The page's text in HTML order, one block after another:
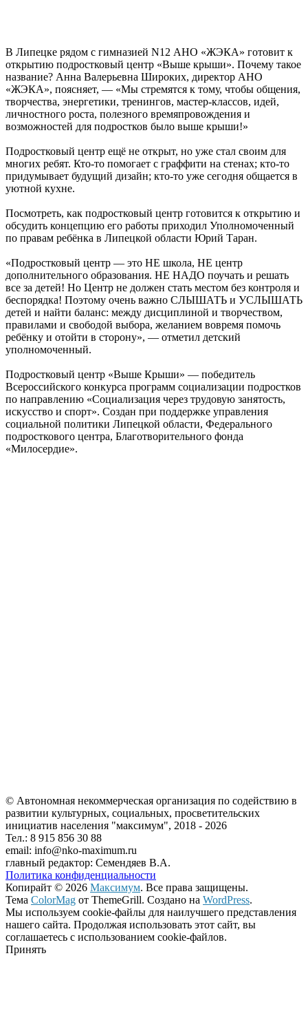
В Липецке рядом с гимназией N12 АНО «ЖЭКА» готовит к
открытию подростковый центр «Выше крыши». Почему такое
название? Анна Валерьевна Широких, директор АНО
«ЖЭКА», поясняет, — «Мы стремятся к тому, чтобы общения,
творчества, энергетики, тренингов, мастер-классов, идей,
личностного роста, полезного времяпровождения и
возможностей для подростков было выше крыши!»
Подростковый центр ещё не открыт, но уже стал своим для
многих ребят. Кто-то помогает с граффити на стенах; кто-то
придумывает будущий дизайн; кто-то уже сегодня общается в
уютной кухне.
Посмотреть, как подростковый центр готовится к открытию и
обсудить концепцию его работы приходил Уполномоченный
по правам ребёнка в Липецкой области Юрий Таран.
«Подростковый центр — это НЕ школа, НЕ центр
дополнительного образования. НЕ НАДО поучать и решать
все за детей! Но Центр не должен стать местом без контроля и
беспорядка! Поэтому очень важно СЛЫШАТЬ и УСЛЫШАТЬ
детей и найти баланс: между дисциплиной и творчеством,
правилами и свободой выбора, желанием вовремя помочь
ребёнку и отойти в сторону», — отметил детский
уполномоченный.
Подростковый центр «Выше Крыши» — победитель
Всероссийского конкурса программ социализации подростков
по направлению «Социализация через трудовую занятость,
искусство и спорт». Создан при поддержке управления
социальной политики Липецкой области, Федерального
подросткового центра, Благотворительного фонда
«Милосердие».
© Автономная некоммерческая организация по содействию в
развитии культурных, социальных, просветительских
инициатив населения "максимум", 2018 - 2026
Тел.: 8 915 856 30 88
email: info@nko-maximum.ru
главный редактор: Семендяев В.А.
Политика конфиденциальности
Копирайт © 2026 Максимум. Все права защищены.
Тема ColorMag от ThemeGrill. Создано на WordPress.
Мы используем cookie-файлы для наилучшего представления
нашего сайта. Продолжая использовать этот сайт, вы
соглашаетесь с использованием cookie-файлов.
Принять